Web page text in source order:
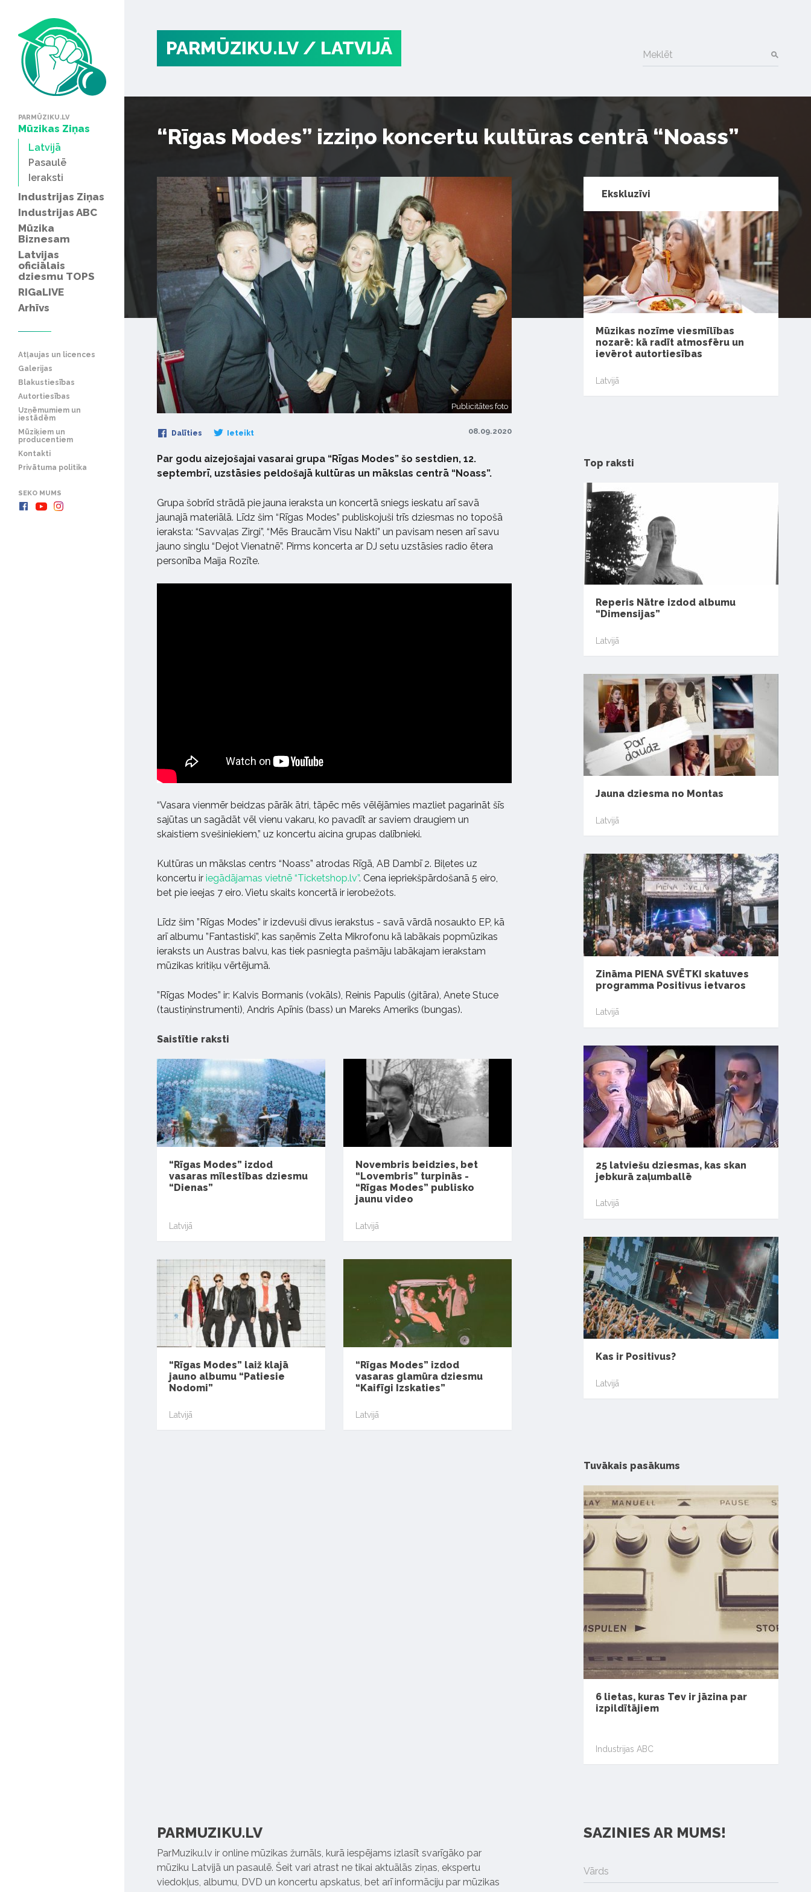
PARMŪZIKU.LV
Mūzikas Ziņas
Latvijā
Pasaulē
Ieraksti
Industrijas Ziņas
Industrijas ABC
Mūzika
Biznesam
Latvijas
oficiālais
dziesmu TOPS
RIGaLIVE
Arhīvs
Atļaujas un licences
Galerijas
Blakustiesības
Autortiesības
Uzņēmumiem un
iestādēm
Mūziķiem un
producentiem
Kontakti
Privātuma politika
SEKO MUMS
PARMŪZIKU.LV / LATVIJĀ Meklēt
“Rīgas Modes” izziņo koncertu kultūras centrā “Noass”
Publicitātes foto
Dalīties Ieteikt 08.09.2020
Par godu aizejošajai vasarai grupa “Rīgas Modes” šo sestdien, 12.
septembrī, uzstāsies peldošajā kultūras un mākslas centrā “Noass”.
Grupa šobrīd strādā pie jauna ieraksta un koncertā sniegs ieskatu arī savā
jaunajā materiālā. Līdz šim “Rīgas Modes” publiskojuši trīs dziesmas no topošā
ieraksta: “Savvaļas Zirgi”, “Mēs Braucām Visu Nakti” un pavisam nesen arī savu
jauno singlu “Dejot Vienatnē”. Pirms koncerta ar DJ setu uzstāsies radio ētera
personība Maija Rozīte.
“Vasara vienmēr beidzas pārāk ātri, tāpēc mēs vēlējāmies mazliet pagarināt šīs
sajūtas un sagādāt vēl vienu vakaru, ko pavadīt ar saviem draugiem un
skaistiem svešiniekiem,” uz koncertu aicina grupas dalībnieki.
Kultūras un mākslas centrs “Noass” atrodas Rīgā, AB Dambī 2. Biļetes uz
koncertu ir iegādājamas vietnē “Ticketshop.lv”. Cena iepriekšpārdošanā 5 eiro,
bet pie ieejas 7 eiro. Vietu skaits koncertā ir ierobežots.
Līdz šim ”Rīgas Modes” ir izdevuši divus ierakstus - savā vārdā nosaukto EP, kā
arī albumu ”Fantastiski”, kas saņēmis Zelta Mikrofonu kā labākais popmūzikas
ieraksts un Austras balvu, kas tiek pasniegta pašmāju labākajam ierakstam
mūzikas kritiķu vērtējumā.
”Rīgas Modes” ir: Kalvis Bormanis (vokāls), Reinis Papulis (ģitāra), Anete Stuce
(taustiņinstrumenti), Andris Apīnis (bass) un Mareks Ameriks (bungas).
Saistītie raksti
“Rīgas Modes” izdod
vasaras mīlestības dziesmu
“Dienas”
Latvijā
Novembris beidzies, bet
“Lovembris” turpinās -
“Rīgas Modes” publisko
jaunu video
Latvijā
“Rīgas Modes” laiž klajā
jauno albumu “Patiesie
Nodomi”
Latvijā
“Rīgas Modes” izdod
vasaras glamūra dziesmu
“Kaifīgi Izskaties”
Latvijā
Ekskluzīvi
Mūzikas nozīme viesmīlības
nozarē: kā radīt atmosfēru un
ievērot autortiesības
Latvijā
Top raksti
Reperis Nātre izdod albumu
“Dimensijas”
Latvijā
Jauna dziesma no Montas
Latvijā
Zināma PIENA SVĒTKI skatuves
programma Positivus ietvaros
Latvijā
25 latviešu dziesmas, kas skan
jebkurā zaļumballē
Latvijā
Kas ir Positivus?
Latvijā
Tuvākais pasākums
6 lietas, kuras Tev ir jāzina par
izpildītājiem
Industrijas ABC
PARMUZIKU.LV
ParMuziku.lv ir online mūzikas žurnāls, kurā iespējams izlasīt svarīgāko par
mūziku Latvijā un pasaulē. Šeit vari atrast ne tikai aktuālās ziņas, ekspertu
viedokļus, albumu, DVD un koncertu apskatus, bet arī informāciju par mūzikas
SAZINIES AR MUMS!
Vārds